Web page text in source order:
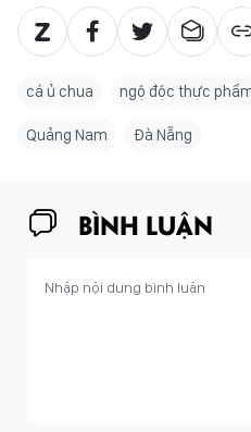
cá ủ chua ngộ độc thực
Quảng Nam Đà Nẵng
BÌNH LUẬN